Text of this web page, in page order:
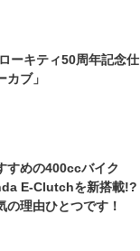
ーキティ50周年記念仕
ブ」
すめの400ccバイク
E-Clutchを新搭載!?
の理由ひとつです！